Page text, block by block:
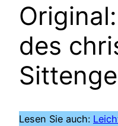
des
Lesen Sie auch: